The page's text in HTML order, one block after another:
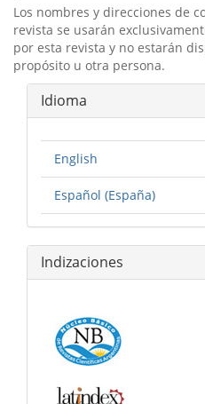
Los nombres y direcciones de
revista se usarán
por esta revista y no estarán
propósito u otra persona.
Idioma
English
Español (España)
Indizaciones